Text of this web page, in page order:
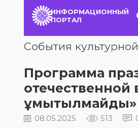
ИНФОРМАЦИОННЫЙ
ПОРТАЛ
События
Программа
отечественной
ұмытылмайды»
08.05.2025 513